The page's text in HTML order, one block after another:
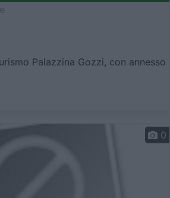
Palazzina Gozzi, con annesso
0